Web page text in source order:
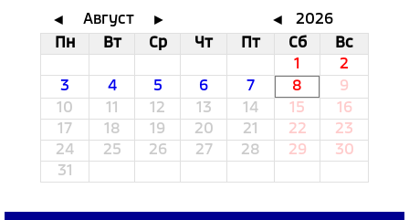
◄ Август ► ◄
2026
Пн
Вт Ср Чт Пт Сб
Вс
1
2
3
4 5 6 7 8
9
10
11 12 13 14 15
16
17
18 19 20 21 22
23
24
25 26 27 28 29
30
31